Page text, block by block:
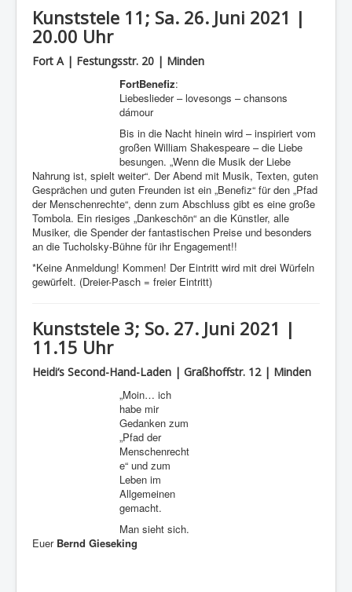
Kunststele 11; Sa. 26. Juni 2021 |
20.00 Uhr
Fort A | Festungsstr. 20 | Minden
FortBenefiz:
Liebeslieder – lovesongs – chansons
dámour
Bis in die Nacht hinein wird – inspiriert vom
großen William Shakespeare – die Liebe
besungen. „Wenn die Musik der Liebe
Nahrung ist, spielt weiter“. Der Abend mit Musik, Texten, guten
Gesprächen und guten Freunden ist ein „Benefiz“ für den „Pfad
der Menschenrechte“, denn zum Abschluss gibt es eine große
Tombola. Ein riesiges „Dankeschön“ an die Künstler, alle
Musiker, die Spender der fantastischen Preise und besonders
an die Tucholsky-Bühne für ihr Engagement!!
*Keine Anmeldung! Kommen! Der Eintritt wird mit drei Würfeln
gewürfelt. (Dreier-Pasch = freier Eintritt)
Kunststele 3; So. 27. Juni 2021 |
11.15 Uhr
Heidi‘s Second-Hand-Laden | Graßhoffstr. 12 | Minden
„Moin… ich
habe mir
Gedanken zum
„Pfad der
Menschenrecht
e“ und zum
Leben im
Allgemeinen
gemacht.
Man sieht sich.
Euer Bernd Gieseking